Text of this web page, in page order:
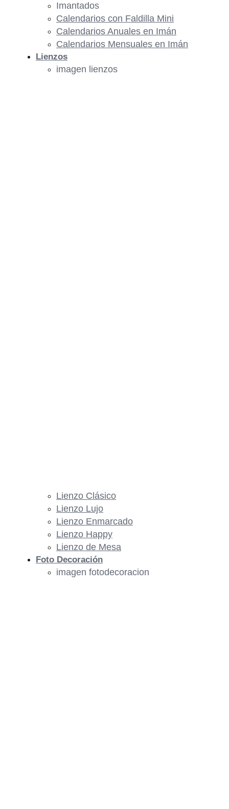
Imantados
Calendarios con Faldilla Mini
Calendarios Anuales en Imán
Calendarios Mensuales en Imán
Lienzos
imagen lienzos
Lienzo Clásico
Lienzo Lujo
Lienzo Enmarcado
Lienzo Happy
Lienzo de Mesa
Foto Decoración
imagen fotodecoracion